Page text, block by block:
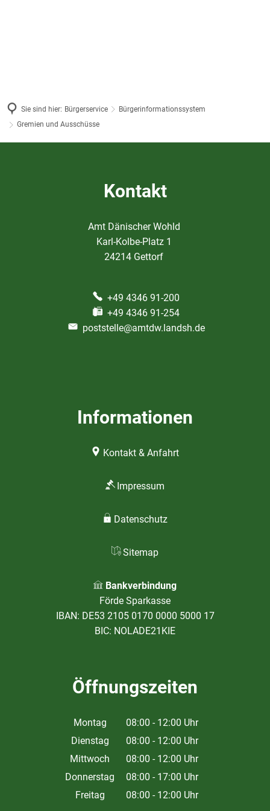
Sie sind hier: Bürgerservice
Bürgerinformationssystem
Gremien und Ausschüsse
Kontakt
Amt Dänischer Wohld
Karl-Kolbe-Platz 1
24214 Gettorf
+49 4346 91-200
+49 4346 91-254
poststelle@amtdw.landsh.de
Informationen
Kontakt & Anfahrt
Impressum
Datenschutz
Sitemap
Bankverbindung
Förde Sparkasse
IBAN: DE53 2105 0170 0000 5000 17
BIC: NOLADE21KIE
Öffnungszeiten
Montag 08:00 - 12:00 Uhr
Von 08:00 bis 12:00 Uhr
Dienstag 08:00 - 12:00 Uhr
Von 08:00 bis 12:00 Uhr
Mittwoch 08:00 - 12:00 Uhr
Von 08:00 bis 12:00 Uhr
Donnerstag 08:00 - 17:00 Uhr
Von 08:00 bis 17:00 Uhr
Freitag 08:00 - 12:00 Uhr